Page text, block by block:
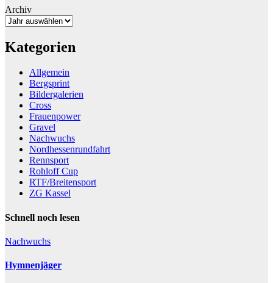
Archiv
Kategorien
Allgemein
Bergsprint
Bildergalerien
Cross
Frauenpower
Gravel
Nachwuchs
Nordhessenrundfahrt
Rennsport
Rohloff Cup
RTF/Breitensport
ZG Kassel
Schnell noch lesen
Nachwuchs
Hymnenjäger